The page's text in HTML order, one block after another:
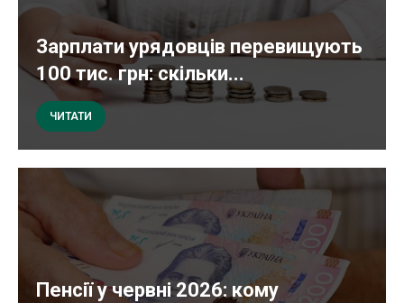
Зарплати урядовців перевищують
100 тис. грн: скільки...
ЧИТАТИ
Пенсії у червні 2026: кому